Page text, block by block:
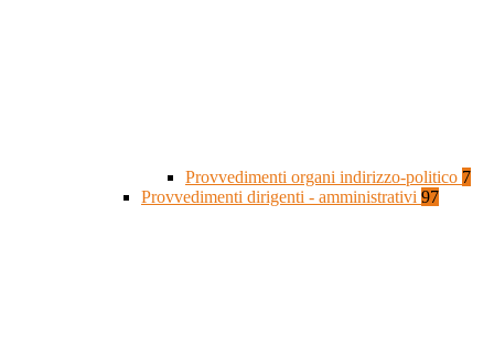
Provvedimenti organi indirizzo-politico 7
Provvedimenti dirigenti - amministrativi 97